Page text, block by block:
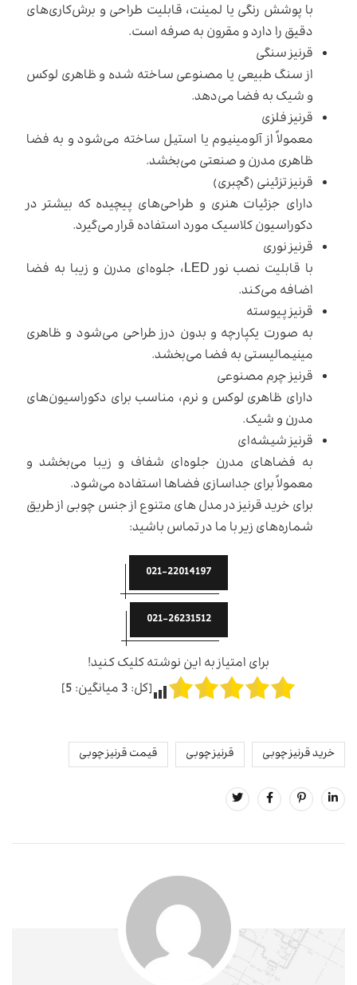
با پوشش رنگی یا لمینت، قابلیت طراحی و برش‌کاری‌های
دقیق را دارد و مقرون به صرفه است.
قرنیز سنگی
از سنگ طبیعی یا مصنوعی ساخته شده و ظاهری لوکس
و شیک به فضا می‌دهد.
قرنیز فلزی
معمولاً از آلومینیوم یا استیل ساخته می‌شود و به فضا
ظاهری مدرن و صنعتی می‌بخشد.
قرنیز تزئینی (گچبری)
دارای جزئیات هنری و طراحی‌های پیچیده که بیشتر در
دکوراسیون کلاسیک مورد استفاده قرار می‌گیرد.
قرنیز نوری
با قابلیت نصب نور LED، جلوه‌ای مدرن و زیبا به فضا
اضافه می‌کند.
قرنیز پیوسته
به صورت یکپارچه و بدون درز طراحی می‌شود و ظاهری
مینیمالیستی به فضا می‌بخشد.
قرنیز چرم مصنوعی
دارای ظاهری لوکس و نرم، مناسب برای دکوراسیون‌های
مدرن و شیک.
قرنیز شیشه‌ای
به فضاهای مدرن جلوه‌ای شفاف و زیبا می‌بخشد و
معمولاً برای جداسازی فضاها استفاده می‌شود.
برای خرید قرنیز در مدل های متنوع از جنس چوبی از طریق
شماره‌های زیر با ما در تماس باشید:
021-22014197
021-26231512
برای امتیاز به این نوشته کلیک کنید!
[کل:3میانگین:5
]
خرید قرنیز چوبی قرنیز چوبی قیمت قرنیز چوبی